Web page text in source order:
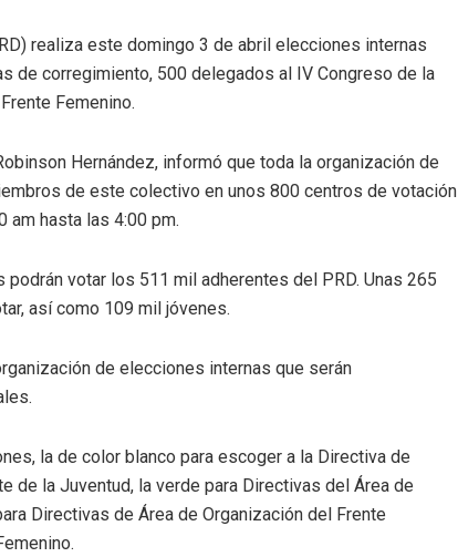
realiza este domingo 3 de abril elecciones internas
de corregimiento, 500 delegados al IV Congreso de la
Femenino.
Hernández, informó que toda la organización de
de este colectivo en unos 800 centros de votación
am hasta las 4:00 pm.
votar los 511 mil adherentes del PRD. Unas 265
así como 109 mil jóvenes.
de elecciones internas que serán
la de color blanco para escoger a la Directiva de
de la Juventud, la verde para Directivas del Área de
Directivas de Área de Organización del Frente